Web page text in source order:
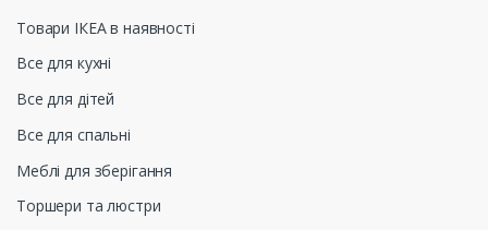
Товари ІКЕА в наявності
Все для кухні
Все для дітей
Все для спальні
Меблі для зберігання
Торшери та люстри